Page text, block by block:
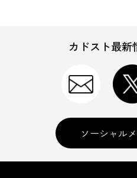
カドスト最新
ソーシャル